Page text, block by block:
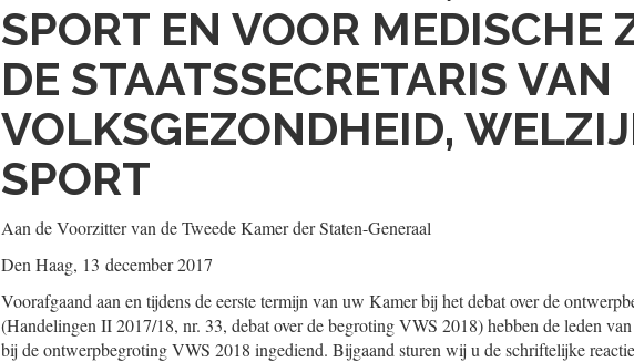
SPORT EN VOOR MEDISCHE
DE STAATSSECRETARIS VAN
VOLKSGEZONDHEID,
SPORT
Aan de Voorzitter van de Tweede Kamer der Staten-Generaal
Den Haag, 13 december 2017
Voorafgaand aan en tijdens de eerste termijn van uw Kamer bij het debat over de
(Handelingen II 2017/18, nr. 33, debat over de begroting VWS 2018) hebben de leden
bij de ontwerpbegroting VWS 2018 ingediend. Bijgaand sturen wij u de schriftelijke